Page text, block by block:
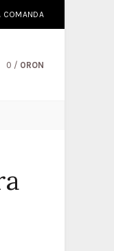
COMANDA
0 / 0RON